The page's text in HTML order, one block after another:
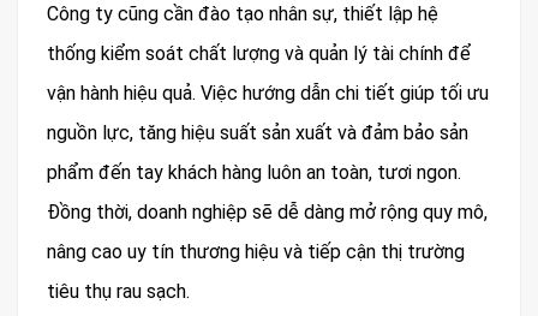
Công ty cũng cần đào tạo nhân sự, thiết lập hệ
thống kiểm soát chất lượng và quản lý tài chính để
vận hành hiệu quả. Việc hướng dẫn chi tiết giúp tối ưu
nguồn lực, tăng hiệu suất sản xuất và đảm bảo sản
phẩm đến tay khách hàng luôn an toàn, tươi ngon.
Đồng thời, doanh nghiệp sẽ dễ dàng mở rộng quy mô,
nâng cao uy tín thương hiệu và tiếp cận thị trường
tiêu thụ rau sạch.